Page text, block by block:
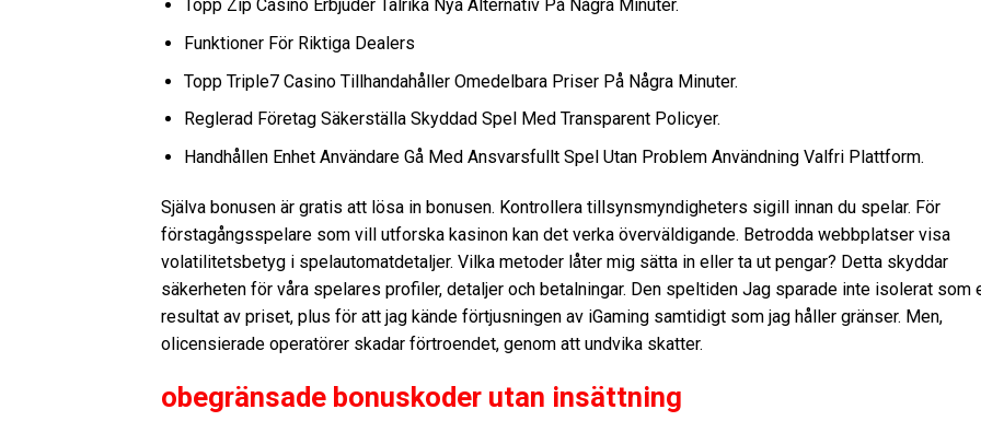
Topp Zip Casino Erbjuder Talrika Nya Alternativ På Några Minuter.
Funktioner För Riktiga Dealers
Topp Triple7 Casino Tillhandahåller Omedelbara Priser På Några Minuter.
Reglerad Företag Säkerställa Skyddad Spel Med Transparent Policyer.
Handhållen Enhet Användare Gå Med Ansvarsfullt Spel Utan Problem Användning Valfri Plattform.
Själva bonusen är gratis att lösa in bonusen. Kontrollera tillsynsmyndigheters sigill innan du spelar. För
förstagångsspelare som vill utforska kasinon kan det verka överväldigande. Betrodda webbplatser visa
volatilitetsbetyg i spelautomatdetaljer. Vilka metoder låter mig sätta in eller ta ut pengar? Detta skyddar
säkerheten för våra spelares profiler, detaljer och betalningar. Den speltiden Jag sparade inte isolerat som
resultat av priset, plus för att jag kände förtjusningen av iGaming samtidigt som jag håller gränser. Men,
olicensierade operatörer skadar förtroendet, genom att undvika skatter.
obegränsade bonuskoder utan insättning